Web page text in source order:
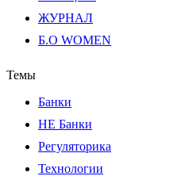
ЖУРНАЛ
Б.О WOMEN
Темы
Банки
НЕ Банки
Регуляторика
Технологии